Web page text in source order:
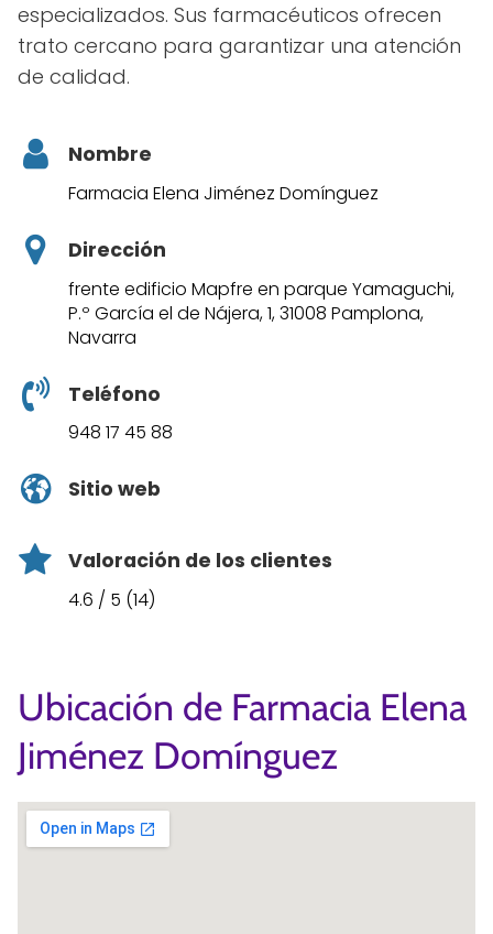
especializados. Sus farmacéuticos ofrecen
trato cercano para garantizar una atención
de calidad.
Nombre
Farmacia Elena Jiménez Domínguez
Dirección
frente edificio Mapfre en parque Yamaguchi,
P.º García el de Nájera, 1, 31008 Pamplona,
Navarra
Teléfono
948 17 45 88
Sitio web
Valoración de los clientes
4.6 / 5 (14)
Ubicación de Farmacia Elena
Jiménez Domínguez